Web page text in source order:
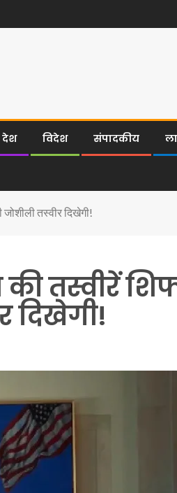
देश विदेश संपादकीय
तस्वीर दिखेगी!
तस्वीरें
दिखेगी!